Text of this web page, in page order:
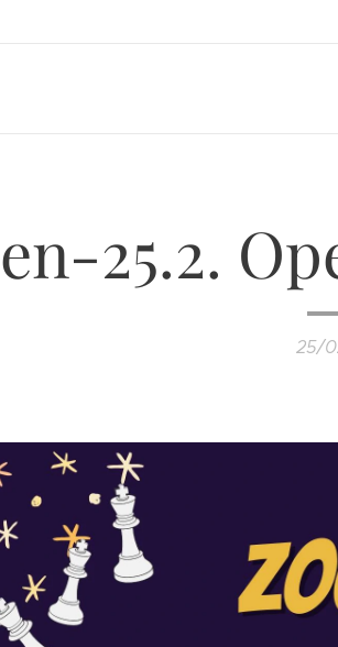
en-25.2.
25/